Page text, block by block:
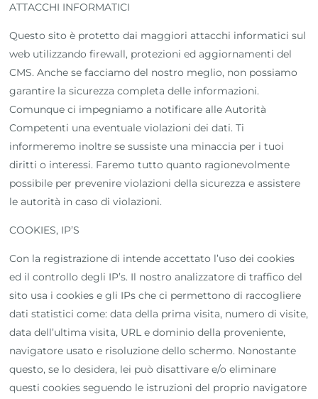
ATTACCHI INFORMATICI
Questo sito è protetto dai maggiori attacchi informatici sul
web utilizzando firewall, protezioni ed aggiornamenti del
CMS. Anche se facciamo del nostro meglio, non possiamo
garantire la sicurezza completa delle informazioni.
Comunque ci impegniamo a notificare alle Autorità
Competenti una eventuale violazioni dei dati. Ti
informeremo inoltre se sussiste una minaccia per i tuoi
diritti o interessi. Faremo tutto quanto ragionevolmente
possibile per prevenire violazioni della sicurezza e assistere
le autorità in caso di violazioni.
COOKIES, IP’S
Con la registrazione di intende accettato l’uso dei cookies
ed il controllo degli IP’s. Il nostro analizzatore di traffico del
sito usa i cookies e gli IPs che ci permettono di raccogliere
dati statistici come: data della prima visita, numero di visite,
data dell’ultima visita, URL e dominio della proveniente,
navigatore usato e risoluzione dello schermo. Nonostante
questo, se lo desidera, lei può disattivare e/o eliminare
questi cookies seguendo le istruzioni del proprio navigatore